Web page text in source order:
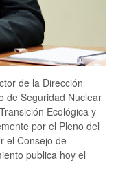
de la Dirección
de Seguridad Nuclear
Ecológica y
por el Pleno del
el Consejo de
publica hoy el